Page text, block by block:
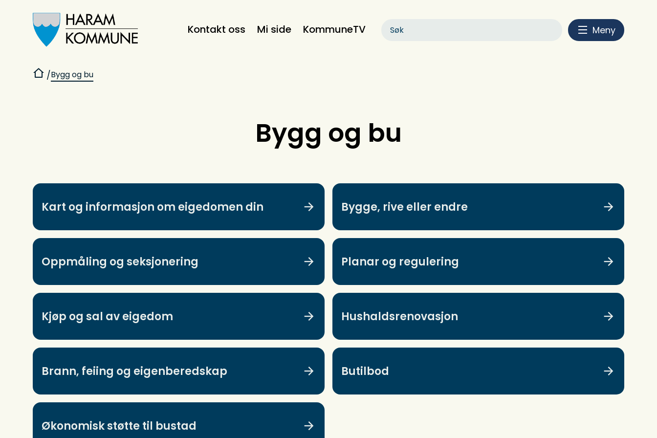
Kontakt oss Mi side KommuneTV Meny
Du er her:Bygg og bu
Bygg og bu
Kart og informasjon om eigedomen din Bygge, rive eller endre
Oppmåling og seksjonering Planar og regulering
Kjøp og sal av eigedom Hushaldsrenovasjon
Brann, feiing og eigenberedskap Butilbod
Økonomisk støtte til bustad